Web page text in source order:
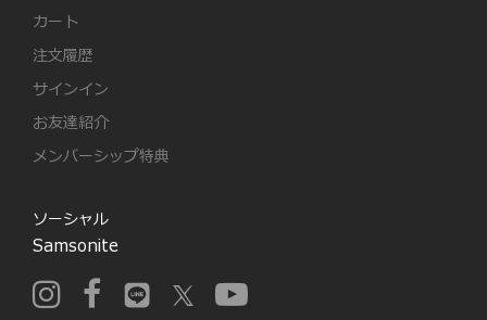
カート
注文履歴
サインイン
お友達紹介
メンバーシップ特典
ソーシャル
Samsonite